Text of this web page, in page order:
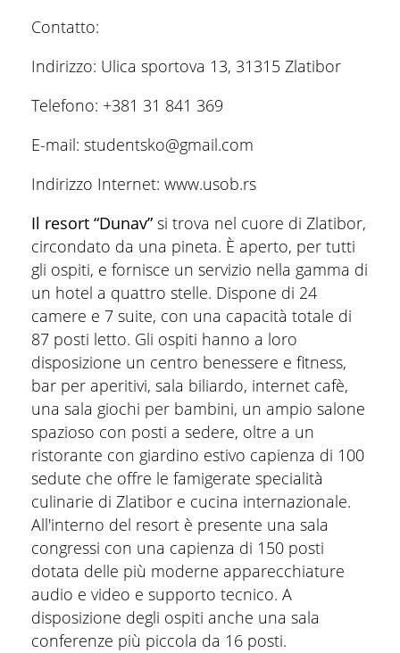
Contatto:
Indirizzo: Ulica sportova 13, 31315 Zlatibor
Telefono: +381 31 841 369
E-mail: studentsko@gmail.com
Indirizzo Internet: www.usob.rs
Il resort “Dunav”si trova nel cuore di Zlatibor,
circondato da una pineta. È aperto, per tutti
gli ospiti, e fornisce un servizio nella gamma di
un hotel a quattro stelle. Dispone di 24
camere e 7 suite, con una capacità totale di
87 posti letto. Gli ospiti hanno a loro
disposizione un centro benessere e fitness,
bar per aperitivi, sala biliardo, internet cafè,
una sala giochi per bambini, un ampio salone
spazioso con posti a sedere, oltre a un
ristorante con giardino estivo capienza di 100
sedute che offre le famigerate specialità
culinarie di Zlatibor e cucina internazionale.
All'interno del resort è presente una sala
congressi con una capienza di 150 posti
dotata delle più moderne apparecchiature
audio e video e supporto tecnico. A
disposizione degli ospiti anche una sala
conferenze più piccola da 16 posti.